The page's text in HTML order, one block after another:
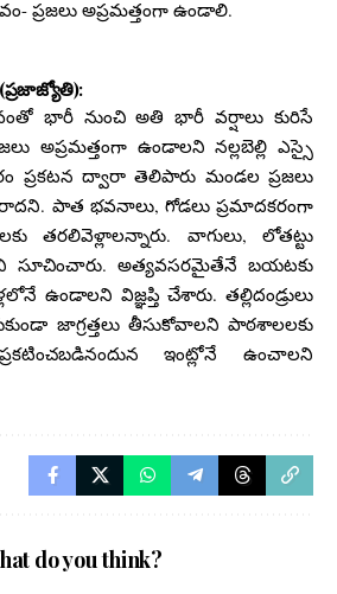
ప్రజలు అప్రమత్తంగా ఉండాలి.
(ప్రజాజ్యోతి):
భారీ నుంచి అతి భారీ వర్షాలు కురిసే
అప్రమత్తంగా ఉండాలని నల్లబెల్లి ఎస్సై
ప్రకటన ద్వారా తెలిపారు మండల ప్రజలు
పాత భవనాలు, గోడలు ప్రమాదకరంగా
తరలివెళ్లాలన్నారు. వాగులు, లోతట్టు
సూచించారు. అత్యవసరమైతేనే బయటకు
ఉండాలని విజ్ఞప్తి చేశారు. తల్లిదండ్రులు
జాగ్రత్తలు తీసుకోవాలని పాఠశాలలకు
ఇంట్లోనే ఉంచాలని
do you think?